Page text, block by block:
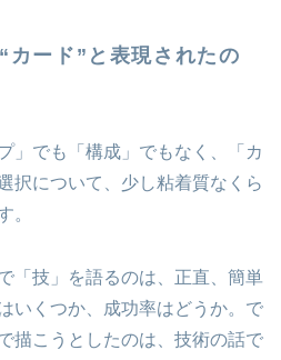
カード”と表現されたの
」でも「構成」でもなく、「カ
択について、少し粘着質なくら
。
「技」を語るのは、正直、簡単
いくつか、成功率はどうか。で
描こうとしたのは、技術の話で